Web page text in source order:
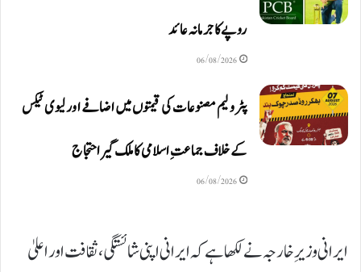
روپےکا جرمانہ عائد
06/08/2026
پٹرولیم مصنوعات کی قیمتوں میں اضافے اور لیوی ٹیکس
کے خلاف جماعتِ اسلامی کا ملک گیر احتجاج
06/08/2026
ایرانی وزیرِ خارجہ نے لکھا ہے کہ ایرانی اپنی شائستگی، ثقافت اور اعلیٰ